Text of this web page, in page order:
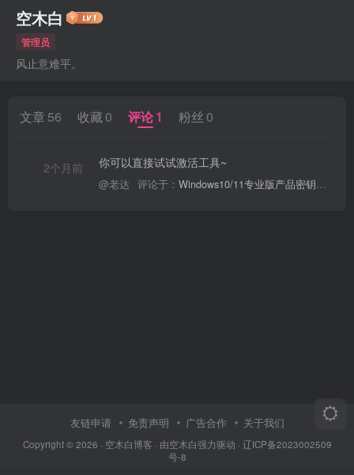
空木白
管理员
风止意难平。
文章 56 收藏 0 评论1 粉丝 0
2个月前 你可以直接试试激活工具~
@老达 评论于： Windows10/11专业版产品密钥激活
友链申请 免责声明 广告合作 关于我们
Copyright © 2026 · 空木白博客 · 由空木白强力驱动 · 辽ICP备2023002509
号-8